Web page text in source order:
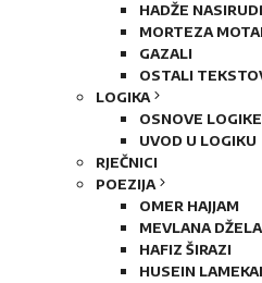
HADŽE
MORTEZA
GAZALI
OSTALI
LOGIKA
OSNOVE LOGIKE
UVOD U LOGIKU
RJEČNICI
POEZIJA
OMER HAJJAM
MEVLANA
HAFIZ ŠIRAZI
HUSEIN